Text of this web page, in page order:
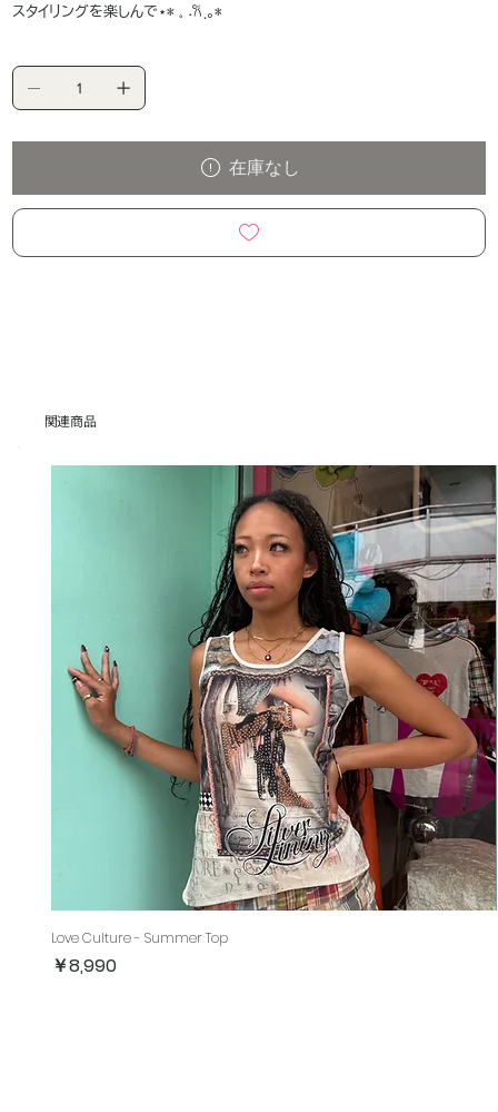
スタイリングを楽しんで⋆* 𓈒 ˖𐙚 ฺ｡*
在庫なし
関連商品
Love Culture - Summer Top
価格
￥8,990